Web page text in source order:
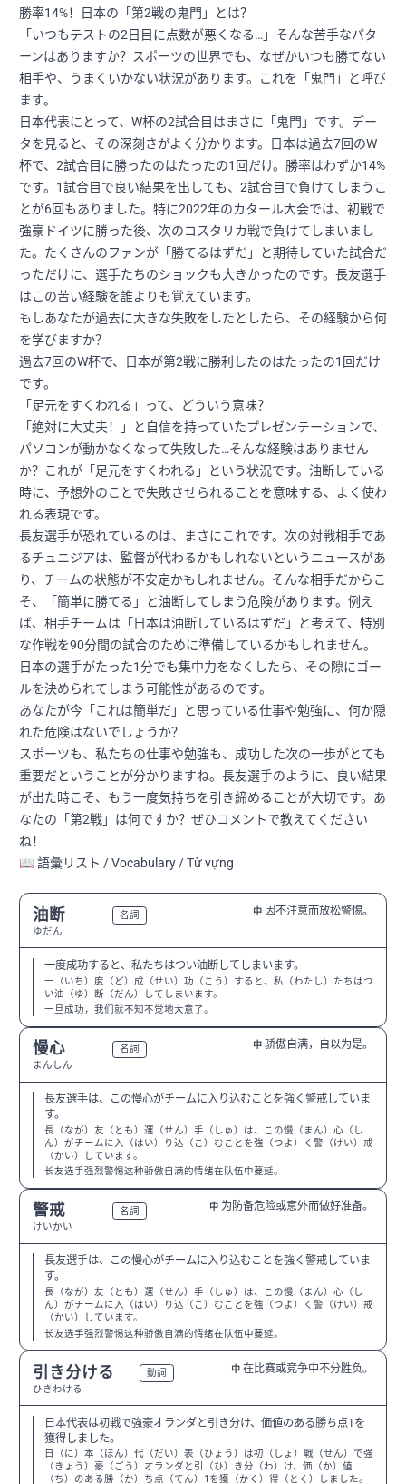
勝率14%！日本の「第2戦の鬼門」とは？
「いつもテストの2日目に点数が悪くなる…」そんな苦手なパタ
ーンはありますか？スポーツの世界でも、なぜかいつも勝てない
相手や、うまくいかない状況があります。これを「鬼門」と呼び
ます。
日本代表にとって、W杯の2試合目はまさに「鬼門」です。デー
タを見ると、その深刻さがよく分かります。日本は過去7回のW
杯で、2試合目に勝ったのはたったの1回だけ。勝率はわずか14%
です。1試合目で良い結果を出しても、2試合目で負けてしまうこ
とが6回もありました。特に2022年のカタール大会では、初戦で
強豪ドイツに勝った後、次のコスタリカ戦で負けてしまいまし
た。たくさんのファンが「勝てるはずだ」と期待していた試合だ
っただけに、選手たちのショックも大きかったのです。長友選手
はこの苦い経験を誰よりも覚えています。
もしあなたが過去に大きな失敗をしたとしたら、その経験から何
を学びますか？
過去7回のW杯で、日本が第2戦に勝利したのはたったの1回だけ
です。
「足元をすくわれる」って、どういう意味？
「絶対に大丈夫！」と自信を持っていたプレゼンテーションで、
パソコンが動かなくなって失敗した…そんな経験はありません
か？これが「足元をすくわれる」という状況です。油断している
時に、予想外のことで失敗させられることを意味する、よく使わ
れる表現です。
長友選手が恐れているのは、まさにこれです。次の対戦相手であ
るチュニジアは、監督が代わるかもしれないというニュースがあ
り、チームの状態が不安定かもしれません。そんな相手だからこ
そ、「簡単に勝てる」と油断してしまう危険があります。例え
ば、相手チームは「日本は油断しているはずだ」と考えて、特別
な作戦を90分間の試合のために準備しているかもしれません。
日本の選手がたった1分でも集中力をなくしたら、その隙にゴー
ルを決められてしまう可能性があるのです。
あなたが今「これは簡単だ」と思っている仕事や勉強に、何か隠
れた危険はないでしょうか？
スポーツも、私たちの仕事や勉強も、成功した次の一歩がとても
重要だということが分かりますね。長友選手のように、良い結果
が出た時こそ、もう一度気持ちを引き締めることが大切です。あ
なたの「第2戦」は何ですか？ぜひコメントで教えてください
ね！
📖 語彙リスト / Vocabulary / Từ vựng
油断
ゆだん
名詞 中 因不注意而放松警惕。
一度成功すると、私たちはつい油断してしまいます。
一（いち）度（ど）成（せい）功（こう）すると、私（わたし）たちはつ
い油（ゆ）断（だん）してしまいます。
一旦成功，我们就不知不觉地大意了。
慢心
まんしん
名詞 中 骄傲自满，自以为是。
長友選手は、この慢心がチームに入り込むことを強く警戒していま
す。
長（なが）友（とも）選（せん）手（しゅ）は、この慢（まん）心（し
ん）がチームに入（はい）り込（こ）むことを強（つよ）く警（けい）戒
（かい）しています。
长友选手强烈警惕这种骄傲自满的情绪在队伍中蔓延。
警戒
けいかい
名詞 中 为防备危险或意外而做好准备。
長友選手は、この慢心がチームに入り込むことを強く警戒していま
す。
長（なが）友（とも）選（せん）手（しゅ）は、この慢（まん）心（し
ん）がチームに入（はい）り込（こ）むことを強（つよ）く警（けい）戒
（かい）しています。
长友选手强烈警惕这种骄傲自满的情绪在队伍中蔓延。
引き分ける
ひきわける
動詞 中 在比赛或竞争中不分胜负。
日本代表は初戦で強豪オランダと引き分け、価値のある勝ち点1を
獲得しました。
日（に）本（ほん）代（だい）表（ひょう）は初（しょ）戦（せん）で強
（きょう）豪（ごう）オランダと引（ひ）き分（わ）け、価（か）値
（ち）のある勝（か）ち点（てん）1を獲（かく）得（とく）しました。